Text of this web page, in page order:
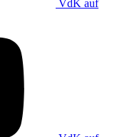
VdK auf